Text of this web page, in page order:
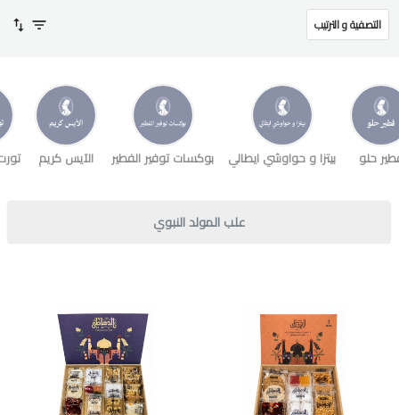
التصفية و الترتيب
حلو بيتزا و حواوشي ايطالي بوكسات توفير الفطير الآيس كريم
علب المولد النبوي